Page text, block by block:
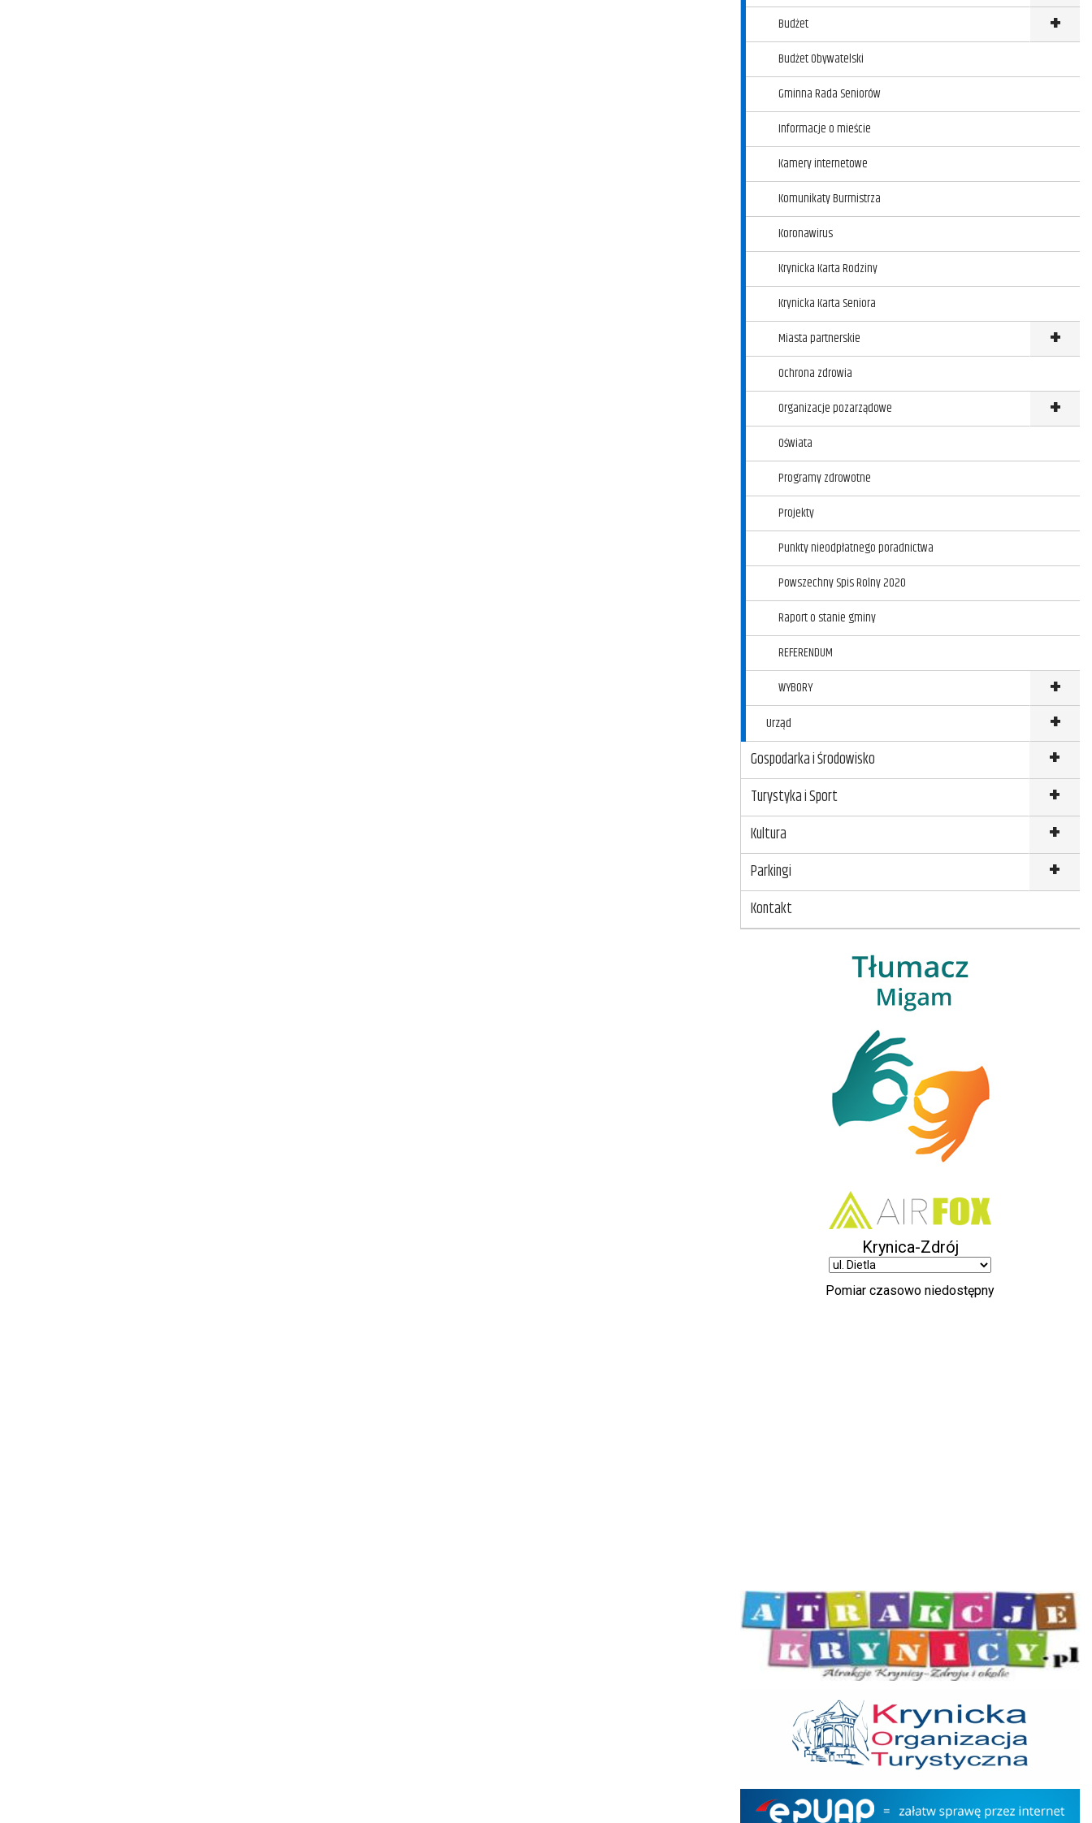
Budżet
Kliknij
Budżet Obywatelski
Gminna Rada Seniorów
Informacje o mieście
Kamery internetowe
Komunikaty Burmistrza
Koronawirus
Krynicka Karta Rodziny
Krynicka Karta Seniora
Miasta partnerskie
Kliknij
Ochrona zdrowia
Organizacje pozarządowe
Kliknij
Oświata
Programy zdrowotne
Projekty
Punkty nieodpłatnego poradnictwa
Powszechny Spis Rolny 2020
Raport o stanie gminy
REFERENDUM
WYBORY
Kliknij
Urząd
Gospodarka i Środowisko
Turystyka i Sport
Kultura
Parkingi
Kontakt
Atrakcje Krynicy